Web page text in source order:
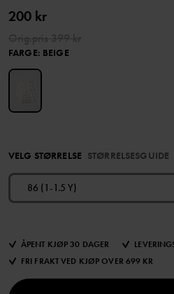
200 kr
FARGE: BEIGE
VELG STØRRELSE STØRRELSESGUIDE
86 (1-1.5 Y)
ÅPENT KJØP 30 DAGER
FRI FRAKT VED KJØP OVER 699 KR